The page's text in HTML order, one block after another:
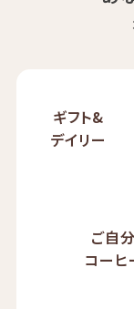
ギフト&
デイリー
ご自
コーヒ